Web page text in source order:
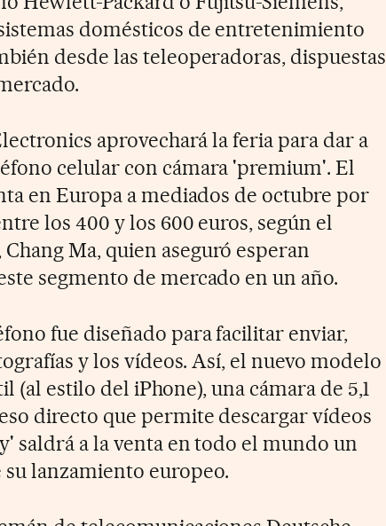
domésticos de entretenimiento
desde las teleoperadoras, dispuestas
aprovechará la feria para dar a
celular con cámara 'premium'. El
en Europa a mediados de octubre por
los 400 y los 600 euros, según el
Ma, quien aseguró esperan
segmento de mercado en un año.
fue diseñado para facilitar enviar,
y los vídeos. Así, el nuevo modelo
(al estilo del iPhone), una cámara de 5,1
directo que permite descargar vídeos
saldrá a la venta en todo el mundo un
su lanzamiento europeo.